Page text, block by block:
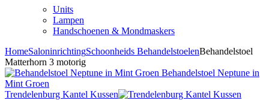
Units
Lampen
Handschoenen & Mondmaskers
HomeSaloninrichtingSchoonheids BehandelstoelenBehandelstoel
Matterhorn 3 motorig
Behandelstoel Neptune in
Mint Groen
Trendelenburg Kantel Kussen